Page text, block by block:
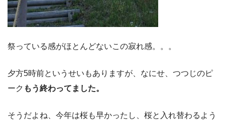
祭っている感がほとんどないこの寂れ感。。。
夕方5時前というせいもありますが、なにせ、つつじのピ
ーク もう終わってました。
そうだよね、今年は桜も早かったし、桜と入れ替わるよう